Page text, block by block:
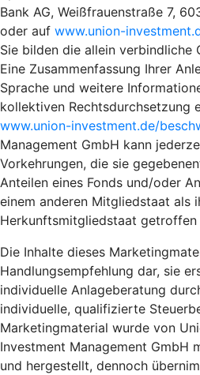
Bank AG, Weißfrauenstraße 7,
oder auf www.union-
Sie bilden die allein verbindliche
Eine Zusammenfassung Ihrer
Sprache und weitere
kollektiven Rechtsdurchsetzung
www.union-investment.de/
Management GmbH kann
Vorkehrungen, die sie
Anteilen eines Fonds und/oder
einem anderen Mitgliedstaat als
Herkunftsmitgliedstaat getroffen
Die Inhalte dieses
Handlungsempfehlung dar, sie
individuelle Anlageberatung
individuelle, qualifizierte
Marketingmaterial wurde von
Investment Management GmbH
und hergestellt, dennoch